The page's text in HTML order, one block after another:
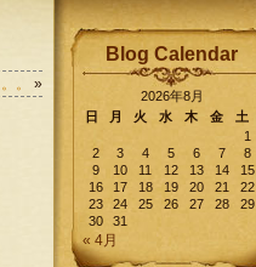
。 »
Blog Calendar
2026年8月
日
月 火 水 木 金
土
1
2
3 4 5 6 7
8
9
10 11 12 13 14
15
16
17 18 19 20 21
22
23
24 25 26 27 28
29
30
31
« 4月